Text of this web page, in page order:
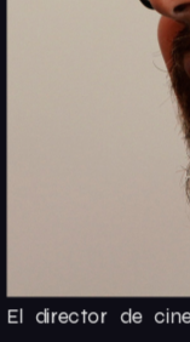
El director de